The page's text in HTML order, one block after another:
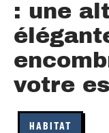
: une
votre
HABITAT